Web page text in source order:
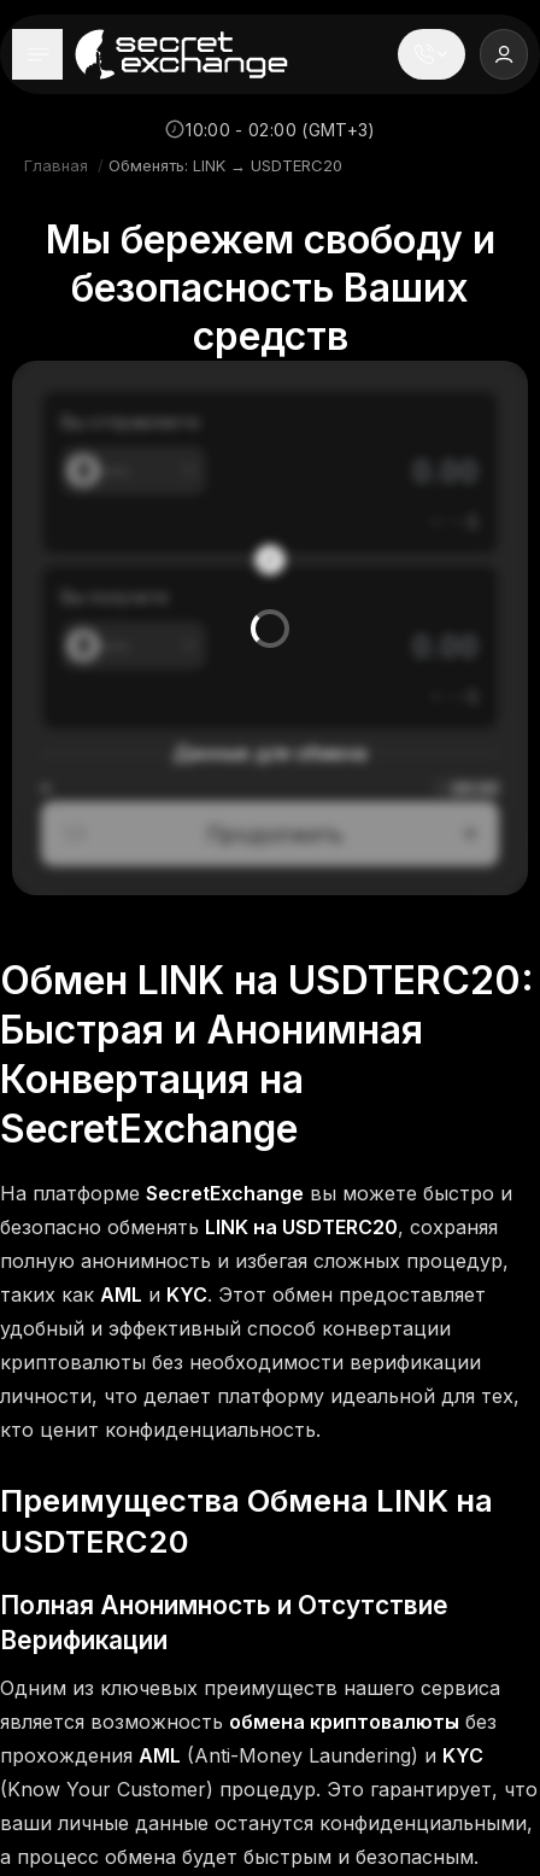
----
Новости
Репутация
Поддержка
10:00 - 02:00 (GMT+3)
Главная / Обменять: LINK → USDTERC20
Мы бережем свободу и
безопасность Ваших
средств
Вы отправляете
Данные для обмена
Продолжить
Обмен LINK на USDTERC20:
Быстрая и Анонимная
Конвертация на
SecretExchange
На платформе SecretExchange вы можете быстро и
безопасно обменять LINK на USDTERC20, сохраняя
полную анонимность и избегая сложных процедур,
таких как AML и KYC. Этот обмен предоставляет
удобный и эффективный способ конвертации
криптовалюты без необходимости верификации
личности, что делает платформу идеальной для тех,
кто ценит конфиденциальность.
Преимущества Обмена LINK на
USDTERC20
Полная Анонимность и Отсутствие
Верификации
Одним из ключевых преимуществ нашего сервиса
является возможность обмена криптовалюты без
прохождения AML (Anti-Money Laundering) и KYC
(Know Your Customer) процедур. Это гарантирует, что
ваши личные данные останутся конфиденциальными,
а процесс обмена будет быстрым и безопасным.